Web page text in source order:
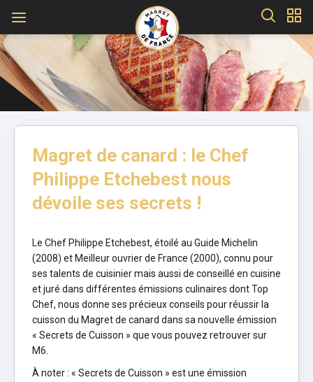
Magret de canard : le Chef
Philippe Etchebest nous
dévoile ses secrets !
Le Chef Philippe Etchebest, étoilé au Guide Michelin
(2008) et Meilleur ouvrier de France (2000), connu pour
ses talents de cuisinier mais aussi de conseillé en cuisine
et juré dans différentes émissions culinaires dont Top
Chef, nous donne ses précieux conseils pour réussir la
cuisson du Magret de canard dans sa nouvelle émission
« Secrets de Cuisson » que vous pouvez retrouver sur
M6.
À noter : « Secrets de Cuisson » est une émission